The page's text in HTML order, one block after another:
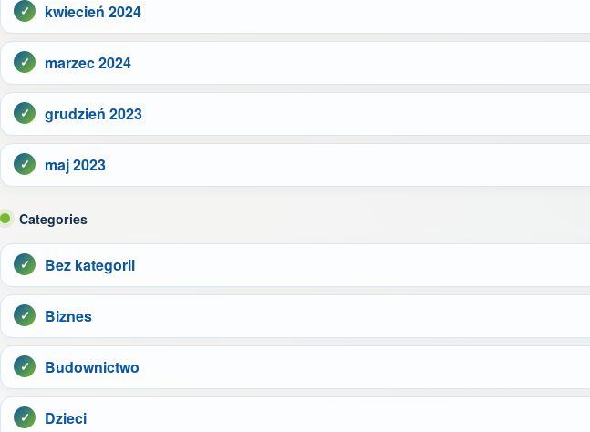
kwiecień 2024
marzec 2024
grudzień 2023
maj 2023
Categories
Bez kategorii
Biznes
Budownictwo
Dzieci